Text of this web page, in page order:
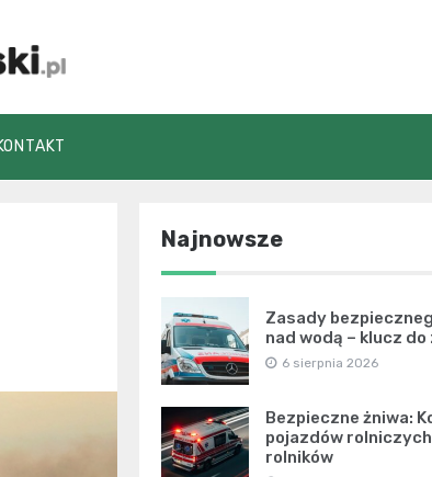
Najnowsze
Zasady
nad wodą – klucz
6 sierpnia 2026
Bezpieczne żniwa:
pojazdów
rolników